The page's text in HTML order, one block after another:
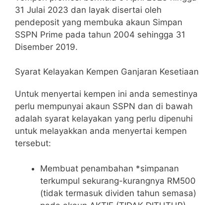
31 Julai 2023 dan layak disertai oleh
pendeposit yang membuka akaun Simpan
SSPN Prime pada tahun 2004 sehingga 31
Disember 2019.
Syarat Kelayakan Kempen Ganjaran Kesetiaan
Untuk menyertai kempen ini anda semestinya
perlu mempunyai akaun SSPN dan di bawah
adalah syarat kelayakan yang perlu dipenuhi
untuk melayakkan anda menyertai kempen
tersebut:
Membuat penambahan *simpanan
terkumpul sekurang-kurangnya RM500
(tidak termasuk dividen tahun semasa)